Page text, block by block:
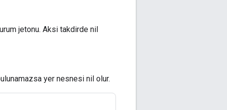
jetonu. Aksi takdirde nil
yer nesnesi nil olur.